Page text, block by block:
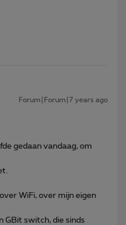
Forum|Forum|7 years ago
gedaan vandaag, om
WiFi, over mijn eigen
GBit switch, die sinds